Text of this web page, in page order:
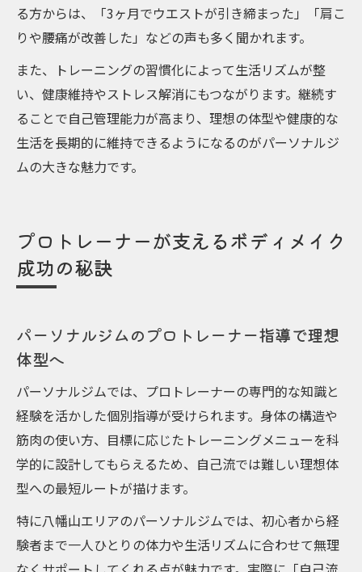
る方からは、「3ヶ月でウエストが引き締まった」「肩こ
りや腰痛が改善した」などの声も多く聞かれます。
また、トレーニングの習慣化によって生活リズムが整
い、健康維持やストレス解消にもつながります。継続す
ることで自己管理能力が高まり、理想の体型や健康的な
生活を長期的に維持できるようになるのがパーソナルジ
ムの大きな魅力です。
プロトレーナーが支えるボディメイク
成功の秘訣
パーソナルジムのプロトレーナー指導で理想
体型へ
パーソナルジムでは、プロトレーナーの専門的な知識と
経験を活かした個別指導が受けられます。身体の構造や
筋肉の使い方、目標に応じたトレーニングメニューを科
学的に設計してもらえるため、自己流では難しい理想体
型への最短ルートが描けます。
特に八幡山エリアのパーソナルジムでは、初心者から経
験者まで一人ひとりの体力や生活リズムに合わせて無理